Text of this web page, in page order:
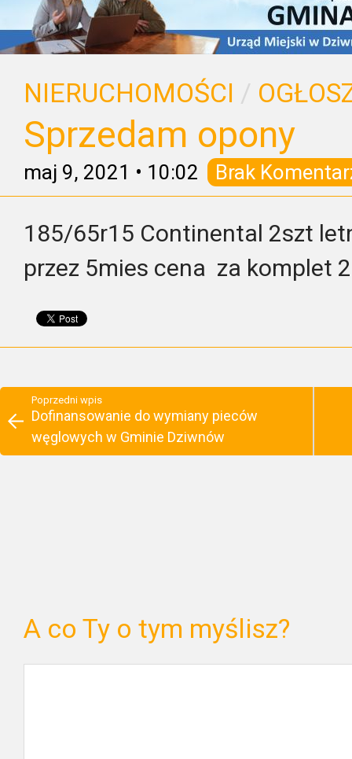
NIERUCHOMOŚCI /
Sprzedam opony
maj 9, 2021 • 10:02 Brak
185/65r15 Continental 2szt
przez 5mies cena za komplet
Poprzedni wpis
Dofinansowanie do wymiany pieców
węglowych w Gminie Dziwnów
A co Ty o tym myślisz?